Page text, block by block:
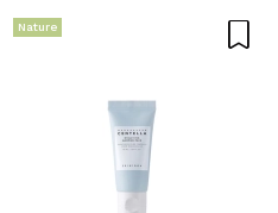
Nature